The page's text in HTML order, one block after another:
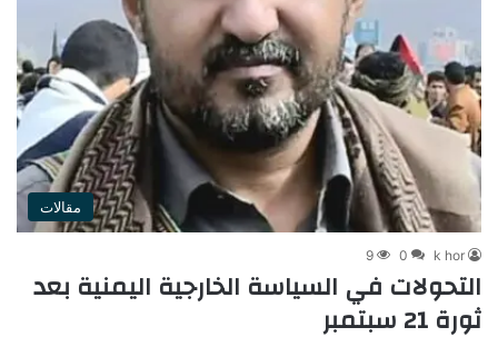
مقالات
k hor
0
9
التحولات في السياسة الخارجية اليمنية بعد
ثورة 21 سبتمبر